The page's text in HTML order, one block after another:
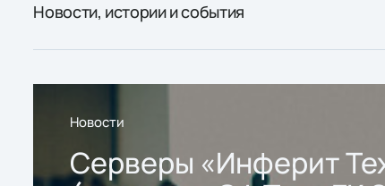
Новости, истории и события
Новости
Серверы «Инферит